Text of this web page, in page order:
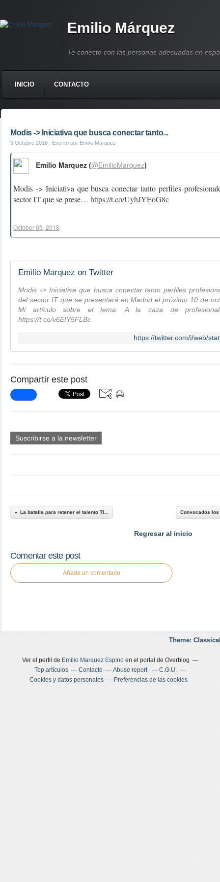
Emilio Márquez
Te conecto con las personas adecuadas en
INICIO CONTACTO
Modis -> Iniciativa que busca conectar tanto...
3 Octubre 2018 , Escrito por Emilio Marquez
Modis -> Iniciativa que busca conectar tanto perfiles
sector IT que se prese… https://t.co/UyhJYEoG8c
Emilio Marquez (@EmilioMarquez)
October 03, 2018
Emilio Marquez on Twitter
Modis -> Iniciativa que busca conectar tanto perfiles
del sector IT que se presentará en Madrid el próximo 10 de
Mi artículo sobre el tema: A la caza de
https://t.co/v6EIY5FLBc
https://twitter.com/i/web/
Compartir este post
Suscribirse a la newsletter
La batalla para retener el talento TI... Convocados
Regresar al inicio
Comentar este post
Añade un comentario
Theme:
Ver el perfil de Emilio Marquez Espinoen el portal de Overblog
Top artículos
Contacto Abuse report
C.G.U.
Cookies y datos personales
Preferencias de las cookies